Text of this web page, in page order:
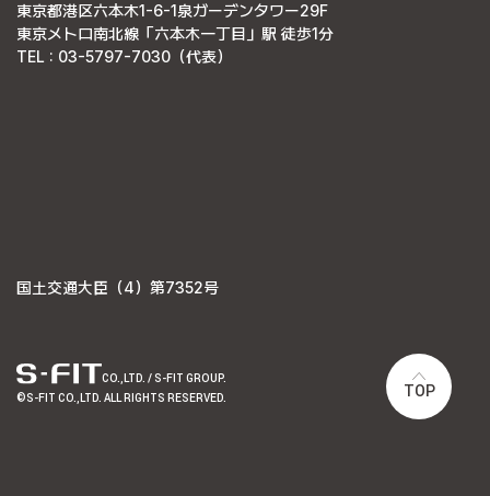
TOP
東京都港区六本木1-6-1泉ガーデンタワー29F
東京メトロ南北線「六本木一丁目」駅 徒歩1分
TEL : 03-5797-7030（代表）
国土交通大臣（4）第7352号
CO.,LTD. / S-FIT GROUP.
©S-FIT CO.,LTD. ALL RIGHTS RESERVED.